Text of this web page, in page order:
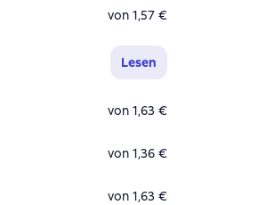
von 1,57 €
Lesen
von 1,63 €
von 1,36 €
von 1,63 €